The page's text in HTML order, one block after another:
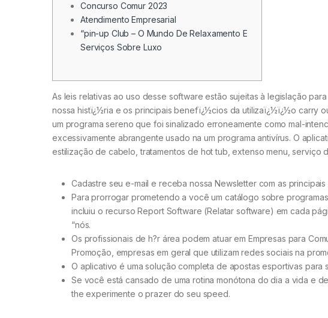
Concurso Comur 2023
Atendimento Empresarial
“pin-up Club – O Mundo De Relaxamento E
Serviços Sobre Luxo
As leis relativas ao uso desse software estão sujeitas à legislação
nossa histï¿½ria e os principais benefï¿½cios da utilizaï¿½ï¿½o carry
um programa sereno que foi sinalizado erroneamente como mal-
excessivamente abrangente usado na um programa antivírus. O
estilização de cabelo, tratamentos de hot tub, extenso menu,
Cadastre seu e-mail e receba nossa Newsletter com as principais
Para prorrogar prometendo a você um catálogo sobre
incluiu o recurso Report Software (Relatar software) em cada
“nós.
Os profissionais de h?r área podem atuar em Empresas para
Promoção, empresas em geral que utilizam redes sociais na
O aplicativo é uma solução completa de apostas esportivas para
Se você está cansado de uma rotina monótona do dia a vida e
the experimente o prazer do seu speed.